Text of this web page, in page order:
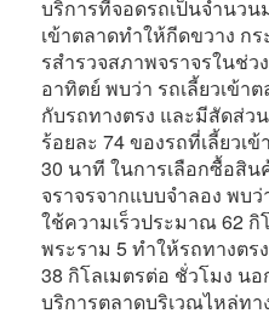
บริการที่จอดรถเป็นจํานว
เข้าตลาดทําให้กีดขวาง ก
รสํารวจสภาพจราจรในช่ว
อาทิตย์ พบว่า รถเลี้ยวเข้า
กับรถทางตรง และมีสัดส่ว
ร้อยละ 74 ของรถที่เลี้ยวเ
30 นาที ในการเลือกซื้อสิ
จราจรจากแบบจําลอง พบ
ใช้ความเร็วประมาณ 62
พระราม 5 ทําให้รถทางตร
38 กิโลเมตรต่อ ชั่วโมง น
บริการตลาดบริเวณไหล่ทา